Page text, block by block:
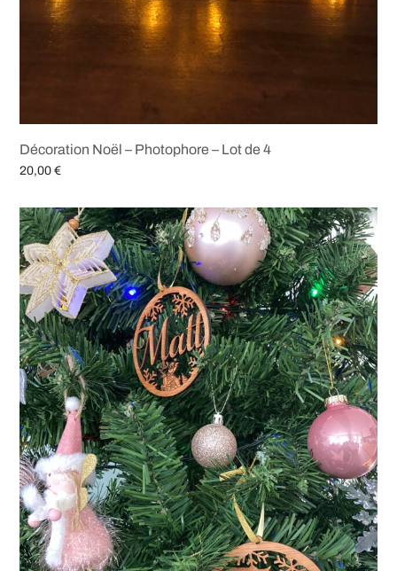
Décoration Noël – Photophore – Lot de 4
20,00 €